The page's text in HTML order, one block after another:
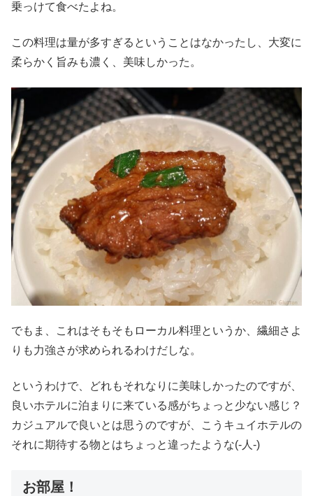
乗っけて食べたよね。
この料理は量が多すぎるということはなかったし、大変に
柔らかく旨みも濃く、美味しかった。
でもま、これはそもそもローカル料理というか、繊細さよ
りも力強さが求められるわけだしな。
というわけで、どれもそれなりに美味しかったのですが、
良いホテルに泊まりに来ている感がちょっと少ない感じ？
カジュアルで良いとは思うのですが、こうキュイホテルの
それに期待する物とはちょっと違ったような(-人-)
お部屋！